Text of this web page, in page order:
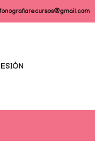
fonografiarecursos@gmail.com